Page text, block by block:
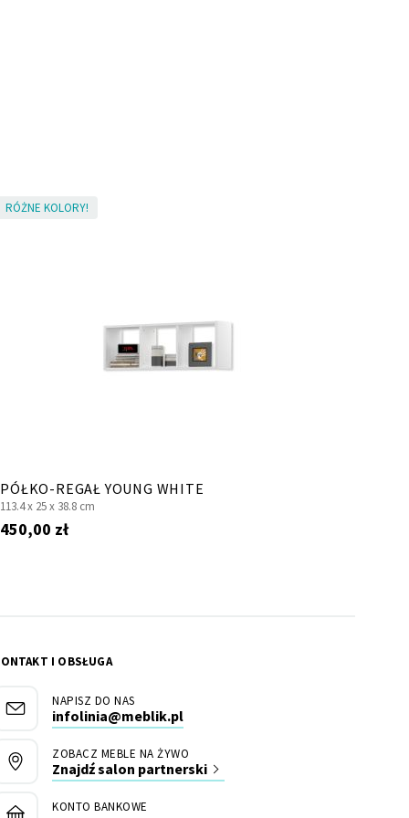
RÓŻNE KOLORY!
PÓŁKO-REGAŁ YOUNG WHITE
113.4 x 25 x 38.8 cm
450,00 zł
I OBSŁUGA
NAPISZ DO NAS
infolinia@meblik.pl
ZOBACZ MEBLE NA ŻYWO
Znajdź salon partnerski
KONTO BANKOWE